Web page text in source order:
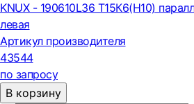
KNUX - 190610L36 Т15К6(Н10)
левая
Артикул производителя
43544
по запросу
В корзину